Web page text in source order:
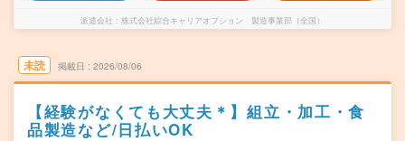
派遣会社 株式会社綜合キャリアオプション 製造事業部（全国）
未読 掲載日 2026/08/06
【経験がなくても大丈夫＊】組立・加工・食
品製造など/日払いOK